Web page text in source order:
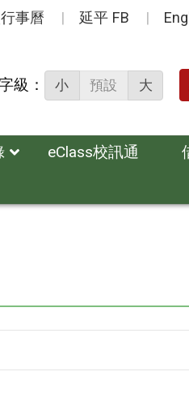
事曆 延平 FB
級： 小 預設 大
eClass校訊通